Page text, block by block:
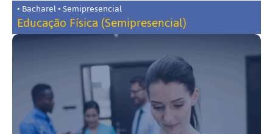
• Bacharel • Semipresencial
Educação Física (Semipresencial)